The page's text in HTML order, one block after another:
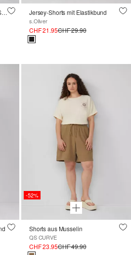
Capri-Jeans Betsy / Mid Rise / Slim Fit Jersey-Shorts mit Elastikbund
s.Oliver
CHF 21.95CHF 29.90
-52%
Shorts aus Musselin
QS CURVE
CHF 23.95CHF 49.90